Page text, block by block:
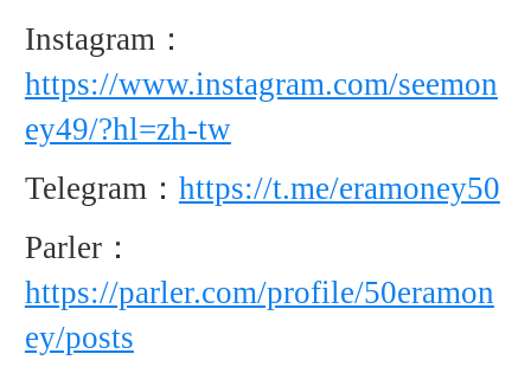
Instagram：
https://www.instagram.com/seemon
ey49/?hl=zh-tw
Telegram： https://t.me/eramoney50
Parler：
https://parler.com/profile/50eramon
ey/posts